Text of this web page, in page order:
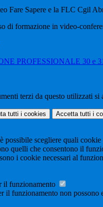
Fare Sapere e la FLC Cgil
di formazione in video-
PROFESSIONALE 30 e
terzi da questo utilizzati
tutti i cookies Accetta tutti i
possibile scegliere quali cookie
quelli che consentono il
i cookie necessari al
il funzionamento
il funzionamento non